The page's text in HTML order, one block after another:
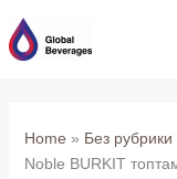
to
content
Home
Без рубрики
Noble BURKIT